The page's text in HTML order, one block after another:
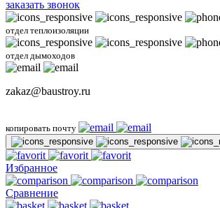
заказать звонок
отдел теплоизоляции
отдел дымоходов
zakaz@baustroy.ru
копировать почту
Избранное
Сравнение